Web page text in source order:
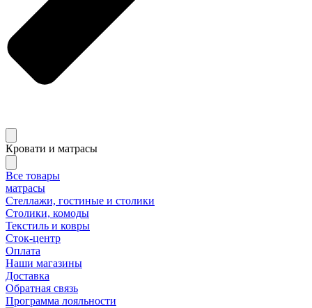
Кровати и матрасы
Все товары
матрасы
Стеллажи, гостиные и столики
Столики, комоды
Текстиль и ковры
Сток-центр
Оплата
Наши магазины
Доставка
Обратная связь
Программа лояльности